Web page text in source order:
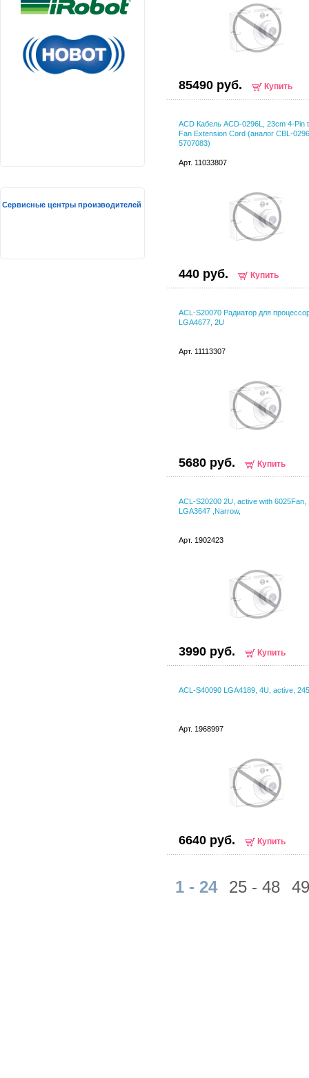
85490 руб. Купить
ACD Кабель ACD-0296L, 23cm 4-Pin
Fan Extension Cord (аналог CBL-
5707083)
Арт. 11033807
440 руб. Купить
ACL-S20070 Радиатор для
LGA4677, 2U
Арт. 11113307
5680 руб. Купить
ACL-S20200 2U, active with 6025Fan,
LGA3647 ,Narrow,
Арт. 1902423
3990 руб. Купить
ACL-S40090 LGA4189, 4U, active,
Арт. 1968997
6640 руб. Купить
1 - 24 25 - 48
Сервисные центры производителей